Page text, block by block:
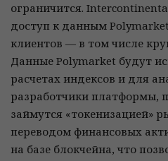
ограничится.
доступ к данным
клиентов — в том числе
Данные Polymarket будут
расчетах индексов и для
разработчики платформы,
займутся «токенизацией»
переводом финансовых
на базе блокчейна, что